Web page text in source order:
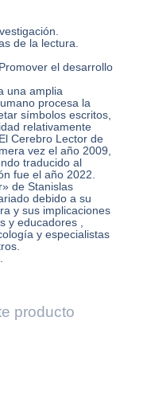
de la lectura.
Promover el desarrollo
una amplia
procesa la
símbolos escritos,
relativamente
Cerebro Lector de
vez el año 2009,
traducido al
fue el año 2022.
de Stanislas
debido a su
y sus implicaciones
y educadores ,
y especialistas
producto